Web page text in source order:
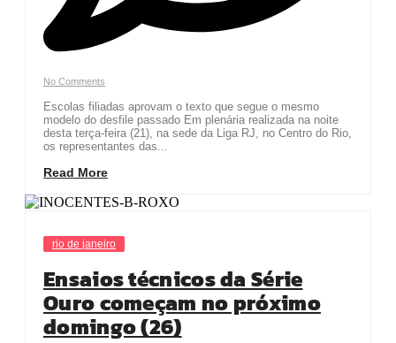
No Comments
Escolas filiadas aprovam o texto que segue o mesmo
modelo do desfile passado Em plenária realizada na noite
desta terça-feira (21), na sede da Liga RJ, no Centro do Rio,
os representantes das...
Read More
rio de janeiro
Ensaios técnicos da Série
Ouro começam no próximo
domingo (26)